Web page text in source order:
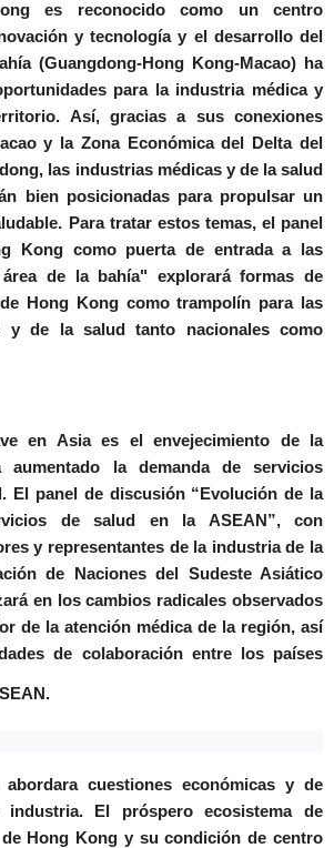
es reconocido como un centro
y tecnología y el desarrollo del
(Guangdong-Hong Kong-Macao) ha
para la industria médica y
Así, gracias a sus conexiones
y la Zona Económica del Delta del
las industrias médicas y de la salud
bien posicionadas para propulsar un
Para tratar estos temas, el panel
Kong como puerta de entrada a las
de la bahía" explorará formas de
Hong Kong como trampolín para las
y de la salud tanto nacionales como
en Asia es el envejecimiento de la
aumentado la demanda de servicios
El panel de discusión “Evolución de la
de salud en la ASEAN”, con
y representantes de la industria de la
de Naciones del Sudeste Asiático
en los cambios radicales observados
de la atención médica de la región, así
de colaboración entre los países
abordara cuestiones económicas y de
industria.
El próspero ecosistema de
Hong Kong y su condición de centro